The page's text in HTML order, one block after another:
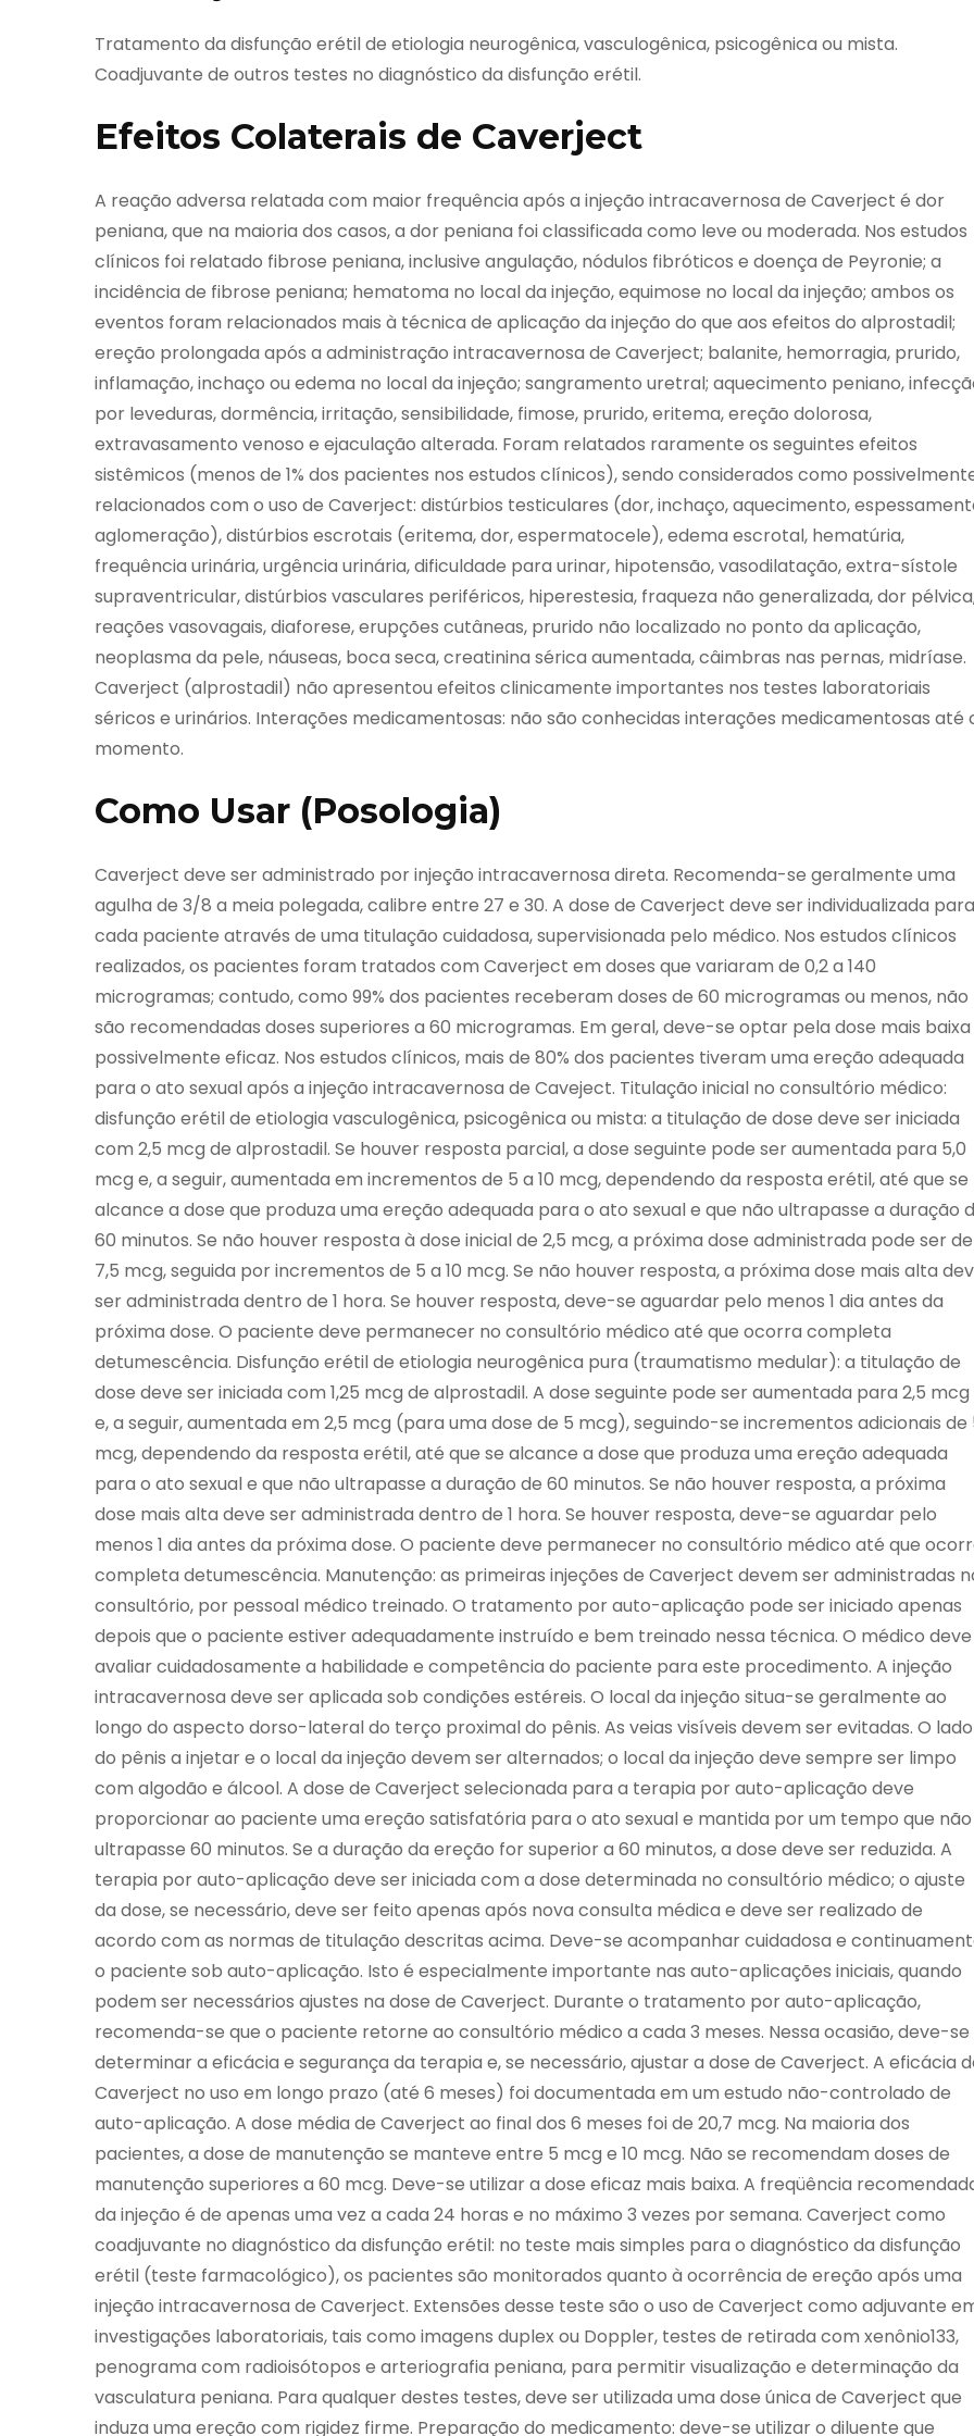
Tratamento da disfunção erétil de etiologia neurogênica, vasculogênica, psicogênica ou mista.
Coadjuvante de outros testes no diagnóstico da disfunção erétil.
Efeitos Colaterais de Caverject
A reação adversa relatada com maior frequência após a injeção intracavernosa de Caverject é dor
peniana, que na maioria dos casos, a dor peniana foi classificada como leve ou moderada. Nos estudos
clínicos foi relatado fibrose peniana, inclusive angulação, nódulos fibróticos e doença de Peyronie; a
incidência de fibrose peniana; hematoma no local da injeção, equimose no local da injeção; ambos os
eventos foram relacionados mais à técnica de aplicação da injeção do que aos efeitos do alprostadil;
ereção prolongada após a administração intracavernosa de Caverject; balanite, hemorragia, prurido,
inflamação, inchaço ou edema no local da injeção; sangramento uretral; aquecimento peniano,
por leveduras, dormência, irritação, sensibilidade, fimose, prurido, eritema, ereção dolorosa,
extravasamento venoso e ejaculação alterada. Foram relatados raramente os seguintes efeitos
sistêmicos (menos de 1% dos pacientes nos estudos clínicos), sendo considerados como
relacionados com o uso de Caverject: distúrbios testiculares (dor, inchaço, aquecimento,
aglomeração), distúrbios escrotais (eritema, dor, espermatocele), edema escrotal, hematúria,
frequência urinária, urgência urinária, dificuldade para urinar, hipotensão, vasodilatação, extra-sístole
supraventricular, distúrbios vasculares periféricos, hiperestesia, fraqueza não generalizada, dor
reações vasovagais, diaforese, erupções cutâneas, prurido não localizado no ponto da aplicação,
neoplasma da pele, náuseas, boca seca, creatinina sérica aumentada, câimbras nas pernas, midríase.
Caverject (alprostadil) não apresentou efeitos clinicamente importantes nos testes laboratoriais
séricos e urinários. Interações medicamentosas: não são conhecidas interações medicamentosas até
momento.
Como Usar (Posologia)
Caverject deve ser administrado por injeção intracavernosa direta. Recomenda-se geralmente uma
agulha de 3/8 a meia polegada, calibre entre 27 e 30. A dose de Caverject deve ser individualizada para
cada paciente através de uma titulação cuidadosa, supervisionada pelo médico. Nos estudos clínicos
realizados, os pacientes foram tratados com Caverject em doses que variaram de 0,2 a 140
microgramas; contudo, como 99% dos pacientes receberam doses de 60 microgramas ou menos, não
são recomendadas doses superiores a 60 microgramas. Em geral, deve-se optar pela dose mais baixa
possivelmente eficaz. Nos estudos clínicos, mais de 80% dos pacientes tiveram uma ereção adequada
para o ato sexual após a injeção intracavernosa de Caveject. Titulação inicial no consultório médico:
disfunção erétil de etiologia vasculogênica, psicogênica ou mista: a titulação de dose deve ser iniciada
com 2,5 mcg de alprostadil. Se houver resposta parcial, a dose seguinte pode ser aumentada para 5,0
mcg e, a seguir, aumentada em incrementos de 5 a 10 mcg, dependendo da resposta erétil, até que se
alcance a dose que produza uma ereção adequada para o ato sexual e que não ultrapasse a duração
60 minutos. Se não houver resposta à dose inicial de 2,5 mcg, a próxima dose administrada pode ser de
7,5 mcg, seguida por incrementos de 5 a 10 mcg. Se não houver resposta, a próxima dose mais alta
ser administrada dentro de 1 hora. Se houver resposta, deve-se aguardar pelo menos 1 dia antes da
próxima dose. O paciente deve permanecer no consultório médico até que ocorra completa
detumescência. Disfunção erétil de etiologia neurogênica pura (traumatismo medular): a titulação de
dose deve ser iniciada com 1,25 mcg de alprostadil. A dose seguinte pode ser aumentada para 2,5 mcg
e, a seguir, aumentada em 2,5 mcg (para uma dose de 5 mcg), seguindo-se incrementos adicionais de
mcg, dependendo da resposta erétil, até que se alcance a dose que produza uma ereção adequada
para o ato sexual e que não ultrapasse a duração de 60 minutos. Se não houver resposta, a próxima
dose mais alta deve ser administrada dentro de 1 hora. Se houver resposta, deve-se aguardar pelo
menos 1 dia antes da próxima dose. O paciente deve permanecer no consultório médico até que
completa detumescência. Manutenção: as primeiras injeções de Caverject devem ser administradas
consultório, por pessoal médico treinado. O tratamento por auto-aplicação pode ser iniciado apenas
depois que o paciente estiver adequadamente instruído e bem treinado nessa técnica. O médico deve
avaliar cuidadosamente a habilidade e competência do paciente para este procedimento. A injeção
intracavernosa deve ser aplicada sob condições estéreis. O local da injeção situa-se geralmente ao
longo do aspecto dorso-lateral do terço proximal do pênis. As veias visíveis devem ser evitadas. O lado
do pênis a injetar e o local da injeção devem ser alternados; o local da injeção deve sempre ser limpo
com algodão e álcool. A dose de Caverject selecionada para a terapia por auto-aplicação deve
proporcionar ao paciente uma ereção satisfatória para o ato sexual e mantida por um tempo que não
ultrapasse 60 minutos. Se a duração da ereção for superior a 60 minutos, a dose deve ser reduzida. A
terapia por auto-aplicação deve ser iniciada com a dose determinada no consultório médico; o ajuste
da dose, se necessário, deve ser feito apenas após nova consulta médica e deve ser realizado de
acordo com as normas de titulação descritas acima. Deve-se acompanhar cuidadosa e
o paciente sob auto-aplicação. Isto é especialmente importante nas auto-aplicações iniciais, quando
podem ser necessários ajustes na dose de Caverject. Durante o tratamento por auto-aplicação,
recomenda-se que o paciente retorne ao consultório médico a cada 3 meses. Nessa ocasião, deve-se
determinar a eficácia e segurança da terapia e, se necessário, ajustar a dose de Caverject. A eficácia
Caverject no uso em longo prazo (até 6 meses) foi documentada em um estudo não-controlado de
auto-aplicação. A dose média de Caverject ao final dos 6 meses foi de 20,7 mcg. Na maioria dos
pacientes, a dose de manutenção se manteve entre 5 mcg e 10 mcg. Não se recomendam doses de
manutenção superiores a 60 mcg. Deve-se utilizar a dose eficaz mais baixa. A freqüência
da injeção é de apenas uma vez a cada 24 horas e no máximo 3 vezes por semana. Caverject como
coadjuvante no diagnóstico da disfunção erétil: no teste mais simples para o diagnóstico da disfunção
erétil (teste farmacológico), os pacientes são monitorados quanto à ocorrência de ereção após uma
injeção intracavernosa de Caverject. Extensões desse teste são o uso de Caverject como adjuvante
investigações laboratoriais, tais como imagens duplex ou Doppler, testes de retirada com xenônio133,
penograma com radioisótopos e arteriografia peniana, para permitir visualização e determinação da
vasculatura peniana. Para qualquer destes testes, deve ser utilizada uma dose única de Caverject que
induza uma ereção com rigidez firme. Preparação do medicamento: deve-se utilizar o diluente que